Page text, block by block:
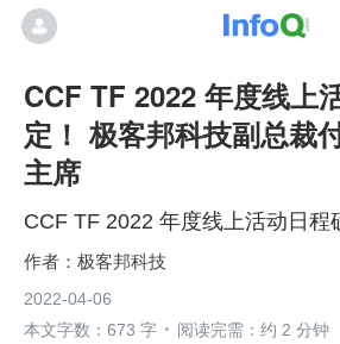
CCF TF 2022 年度线上
定！ 极客邦科技副总裁
主席
CCF TF 2022 年度线上活动日程
极客邦科技
2022-04-06
本文字数：673 字
阅读完需：约 2 分钟